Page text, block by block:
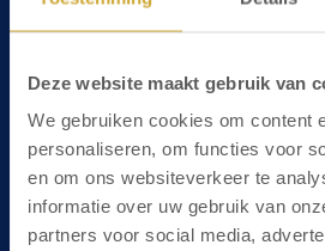
Deze website maakt gebruik van
We gebruiken cookies om content
personaliseren, om functies voor
en om ons websiteverkeer te
informatie over uw gebruik van
partners voor social media,
Over ons
Werken bij Hotel in Egmond
AZ Sponsor
Blog
Adres